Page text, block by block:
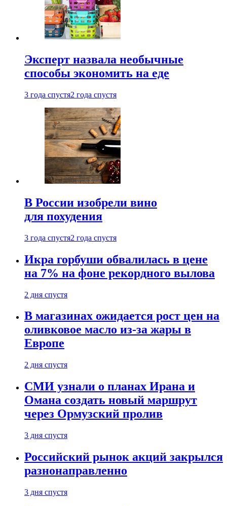
Эксперт назвала необычные
способы экономить на еде
3 года спустя2 года спустя
В России изобрели вино
для похудения
3 года спустя2 года спустя
Икра горбуши обвалилась в цене
на 7% на фоне рекордного вылова
2 дня спустя
В магазинах ожидается рост цен на
оливковое масло из-за жары в
Европе
2 дня спустя
СМИ узнали о планах Ирана и
Омана создать новый маршрут
через Ормузский пролив
3 дня спустя
Российский рынок акций закрылся
разнонаправленно
3 дня спустя